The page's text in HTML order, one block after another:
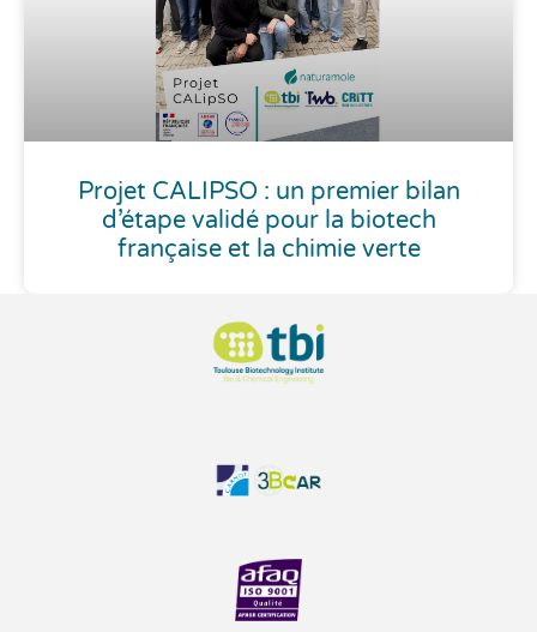
Projet CALIPSO : un premier bilan
d’étape validé pour la biotech
française et la chimie verte